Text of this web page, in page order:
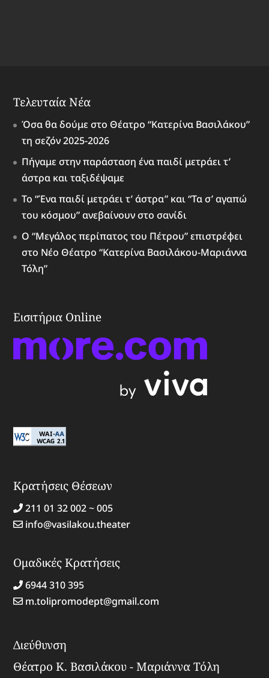
Τελευταία Νέα
Όσα θα δούμε στο Θέατρο “Κατερίνα Βασιλάκου”
τη σεζόν 2025-2026
Πήγαμε στην παράσταση ένα παιδί μετράει τ’
άστρα και ταξιδέψαμε
Το “Ένα παιδί μετράει τ’ άστρα” και “Τα σ’ αγαπώ
του κόσμου” ανεβαίνουν στο σανίδι
Ο “Μεγάλος περίπατος του Πέτρου” επιστρέφει
στο Νέο Θέατρο “Κατερίνα Βασιλάκου-Μαριάννα
Τόλη”
Εισιτήρια Online
Κρατήσεις Θέσεων
211 01 32 002 ~ 005
info@vasilakou.theater
Ομαδικές Κρατήσεις
6944 310 395
m.tolipromodept@gmail.com
Διεύθυνση
Θέατρο Κ. Βασιλάκου - Μαριάννα Τόλη